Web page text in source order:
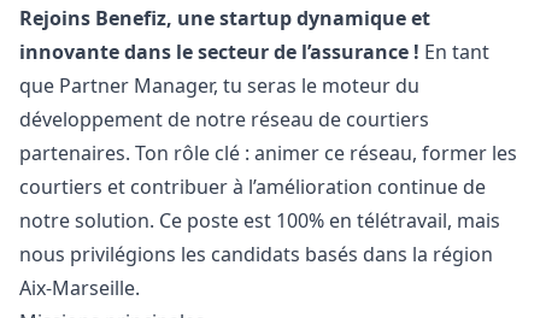
Description
Rejoins Benefiz, une startup dynamique et
innovante dans le secteur de l’assurance ! En tant
que Partner Manager, tu seras le moteur du
développement de notre réseau de courtiers
partenaires. Ton rôle clé : animer ce réseau, former les
courtiers et contribuer à l’amélioration continue de
notre solution. Ce poste est 100% en télétravail, mais
nous privilégions les candidats basés dans la région
Aix-Marseille.